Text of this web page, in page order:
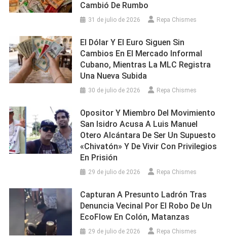
Cambió De Rumbo
31 de julio de 2026 Repa Chismes
El Dólar Y El Euro Siguen Sin
Cambios En El Mercado Informal
Cubano, Mientras La MLC Registra
Una Nueva Subida
30 de julio de 2026 Repa Chismes
Opositor Y Miembro Del Movimiento
San Isidro Acusa A Luis Manuel
Otero Alcántara De Ser Un Supuesto
«chivatón» Y De Vivir Con Privilegios
En Prisión
29 de julio de 2026 Repa Chismes
Capturan A Presunto Ladrón Tras
Denuncia Vecinal Por El Robo De Un
EcoFlow En Colón, Matanzas
29 de julio de 2026 Repa Chismes